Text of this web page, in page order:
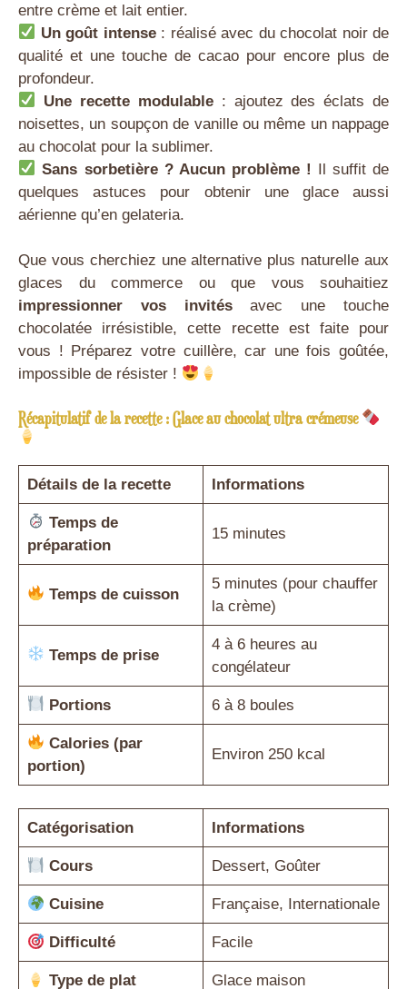
entre crème et lait entier.
Un goût intense: réalisé avec du chocolat noir de
qualité et une touche de cacao pour encore plus de
profondeur.
Une recette modulable: ajoutez des éclats de
noisettes, un soupçon de vanille ou même un nappage
au chocolat pour la sublimer.
Sans sorbetière ? Aucun problème ! Il suffit de
quelques astuces pour obtenir une glace aussi
aérienne qu’en gelateria.
Que vous cherchiez une alternative plus naturelle aux
glaces du commerce ou que vous souhaitiez
impressionner vos invitésavec une touche
chocolatée irrésistible, cette recette est faite pour
vous ! Préparez votre cuillère, car une fois goûtée,
impossible de résister !
Récapitulatif de la recette : Glace au chocolat ultra crémeuse
Détails de la recette Informations
Temps de
préparation
15 minutes
Temps de cuisson
5 minutes (pour chauffer
la crème)
Temps de prise
4 à 6 heures au
congélateur
Portions 6 à 8 boules
Calories (par
portion)
Environ 250 kcal
Catégorisation Informations
Cours Dessert, Goûter
Cuisine Française, Internationale
Difficulté Facile
Type de plat Glace maison